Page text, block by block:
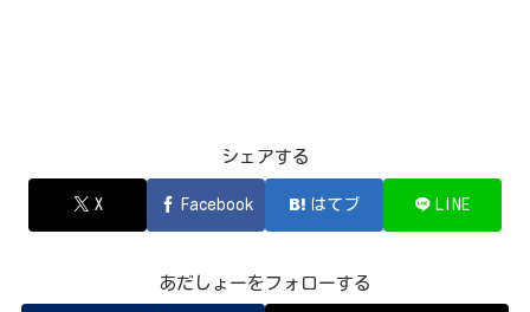
シェアする
X Facebook はてブ LINE
あだしょーをフォローする